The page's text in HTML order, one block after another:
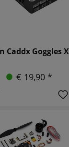
Caddx Goggles X
€ 19,90 *